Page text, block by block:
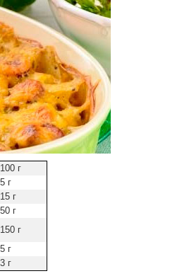
100 г
5 г
15 г
50 г
150 г
5 г
3 г